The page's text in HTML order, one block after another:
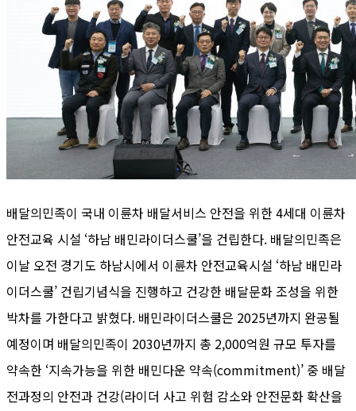
배달의민족이 국내 이륜차 배달서비스 안전을 위한 4세대 이륜차
안전교육 시설 ‘하남 배민라이더스쿨’을 건립한다. 배달의민족은
이날 오전 경기도 하남시에서 이륜차 안전교육시설 ‘하남 배민라
이더스쿨’ 건립기념식을 진행하고 건강한 배달문화 조성을 위한
박차를 가한다고 밝혔다. 배민라이더스쿨은 2025년까지 완공될
예정이며 배달의민족이 2030년까지 총 2,000억원 규모 투자를
약속한 ‘지속가능을 위한 배민다운 약속(commitment)’ 중 배달
전과정의 안전과 건강(라이더 사고 위험 감소와 안전문화 확산을